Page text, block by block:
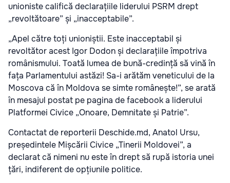
unioniste califică declarațiile liderului PSRM drept
„revoltătoare” și „inacceptabile”.
„Apel către toți unioniștii. Este inacceptabil și
revoltător acest Igor Dodon și declarațiile împotriva
românismului. Toată lumea de bună-credință să vină în
fața Parlamentului astăzi! Sa-i arătăm veneticului de la
Moscova că în Moldova se simte românește!”, se arată
în mesajul postat pe pagina de facebook a liderului
Platformei Civice „Onoare, Demnitate și Patrie”.
Contactat de reporterii Deschide.md, Anatol Ursu,
președintele Mișcării Civice „Tinerii Moldovei”, a
declarat că nimeni nu este în drept să rupă istoria unei
țări, indiferent de opțiunile politice.